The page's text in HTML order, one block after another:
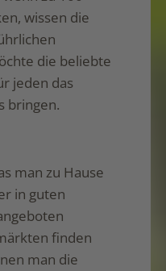
wissen die
die beliebte
jeden das
bringen.
man zu Hause
in guten
finden
man die